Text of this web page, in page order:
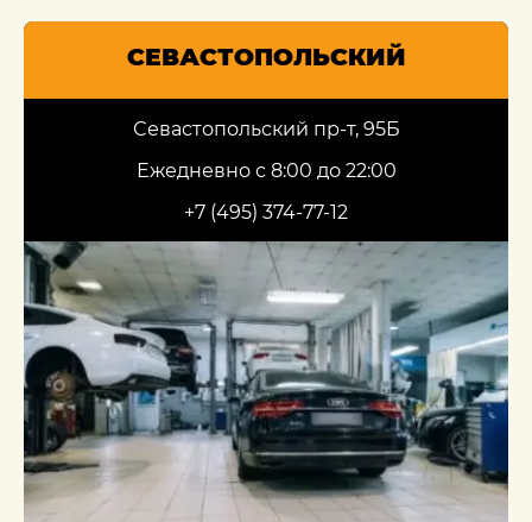
СЕВАСТОПОЛЬСКИЙ
Севастопольский пр-т, 95Б
Ежедневно с 8:00 до 22:00
+7 (495) 374-77-12